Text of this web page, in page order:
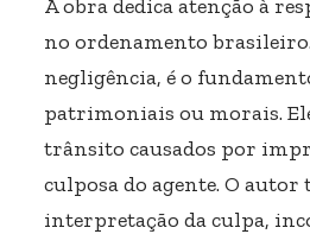
A obra dedica atenção à
no ordenamento
negligência, é o
patrimoniais ou morais.
trânsito causados ​​por
culposa do agente. O
interpretação da culpa,